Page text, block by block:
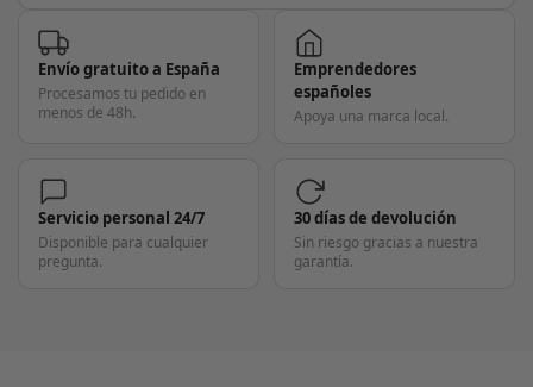
Envío gratuito a España
Procesamos tu pedido en
menos de 48h.
Emprendedores
españoles
Apoya una marca local.
Servicio personal 24/7
Disponible para cualquier
pregunta.
30 días de devolución
Sin riesgo gracias a nuestra
garantía.